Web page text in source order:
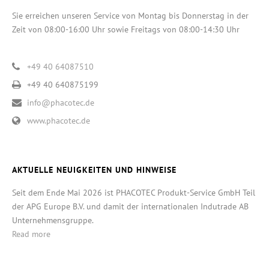
Sie erreichen unseren Service von Montag bis Donnerstag in der
Zeit von 08:00-16:00 Uhr sowie Freitags von 08:00-14:30 Uhr
+49 40 64087510
+49 40 640875199
info@phacotec.de
www.phacotec.de
AKTUELLE NEUIGKEITEN UND HINWEISE
Seit dem Ende Mai 2026 ist PHACOTEC Produkt-Service GmbH Teil
der APG Europe B.V. und damit der internationalen Indutrade AB
Unternehmensgruppe.
Read more